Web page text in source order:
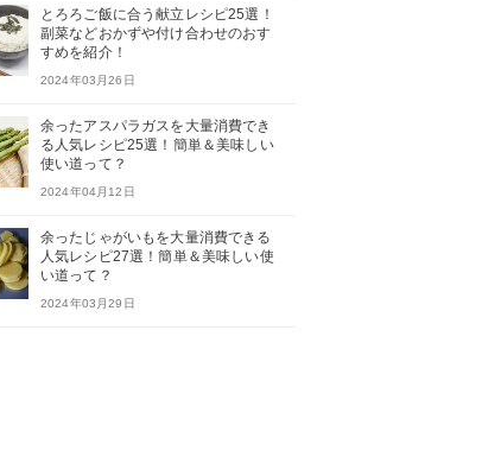
とろろご飯に合う献立レシピ25選！
副菜などおかずや付け合わせのおす
すめを紹介！
2024年03月26日
余ったアスパラガスを大量消費でき
る人気レシピ25選！簡単＆美味しい
使い道って？
2024年04月12日
余ったじゃがいもを大量消費できる
人気レシピ27選！簡単＆美味しい使
い道って？
2024年03月29日